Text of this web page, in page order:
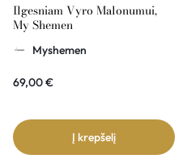
Ilgesniam Vyro Malonumui,
My Shemen
Myshemen
69,00€
Į krepšelį